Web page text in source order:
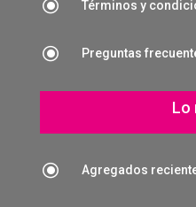
\ Términos y
\ Preguntas
Lo
\ Agregados